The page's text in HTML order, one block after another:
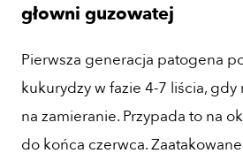
głowni guzowatej
Pierwsza generacja patogena
kukurydzy w fazie 4-7 liścia,
na zamieranie. Przypada to na
do końca czerwca.